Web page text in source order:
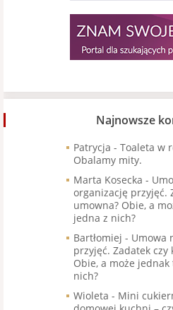
Najnowsze
Patrycja - Toaleta w
Obalamy mity.
Marta Kosecka -
organizację przyjęć.
umowna? Obie, a
jedna z nich?
Bartłomiej - Umowa
przyjęć. Zadatek czy
Obie, a może
nich?
Wioleta - Mini